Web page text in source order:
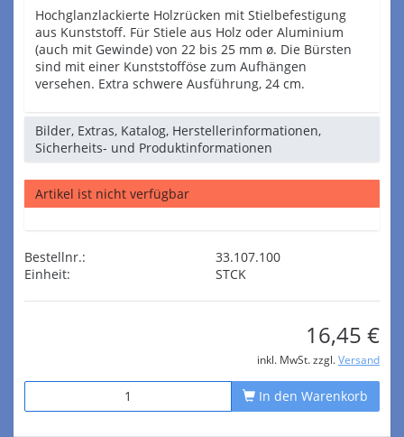
Hochglanzlackierte Holzrücken mit Stielbefestigung
aus Kunststoff. Für Stiele aus Holz oder Aluminium
(auch mit Gewinde) von 22 bis 25 mm ø. Die Bürsten
sind mit einer Kunststofföse zum Aufhängen
versehen. Extra schwere Ausführung, 24 cm.
Bilder, Extras, Katalog, Herstellerinformationen,
Sicherheits- und Produktinformationen
Artikel ist nicht verfügbar
Bestellnr.:
33.107.100
Einheit:
STCK
16,45 €
inkl. MwSt. zzgl. Versand
In den Warenkorb